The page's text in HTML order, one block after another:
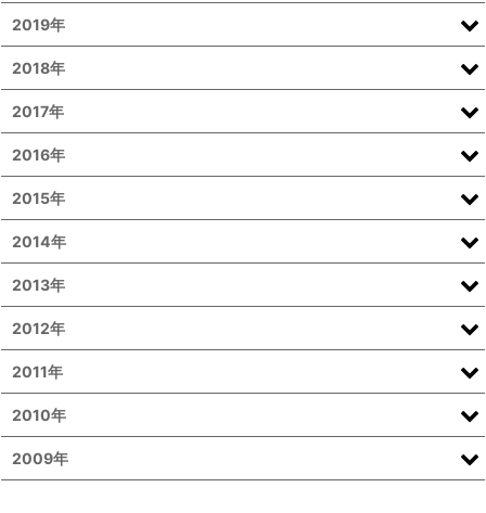
2019年
2018年
2017年
2016年
2015年
2014年
2013年
2012年
2011年
2010年
2009年